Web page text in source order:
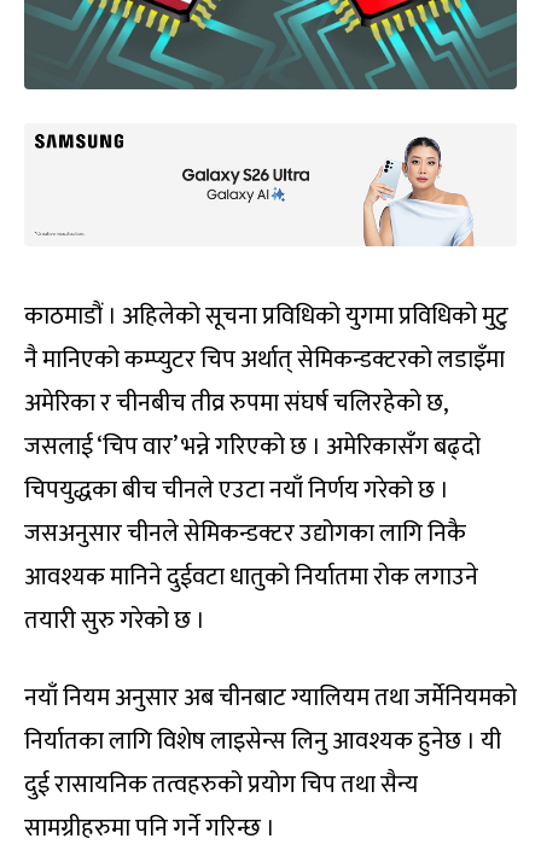
काठमाडौं । अहिलेको सूचना प्रविधिको युगमा प्रविधिको मुटु
नै मानिएको कम्प्युटर चिप अर्थात् सेमिकन्डक्टरको लडाइँमा
अमेरिका र चीनबीच तीव्र रुपमा संघर्ष चलिरहेको छ,
जसलाई ‘चिप वार’ भन्ने गरिएको छ । अमेरिकासँग बढ्दो
चिपयुद्धका बीच चीनले एउटा नयाँ निर्णय गरेको छ ।
जसअनुसार चीनले सेमिकन्डक्टर उद्योगका लागि निकै
आवश्यक मानिने दुईवटा धातुको निर्यातमा रोक लगाउने
तयारी सुरु गरेको छ ।
नयाँ नियम अनुसार अब चीनबाट ग्यालियम तथा जर्मेनियमको
निर्यातका लागि विशेष लाइसेन्स लिनु आवश्यक हुनेछ । यी
दुई रासायनिक तत्वहरुको प्रयोग चिप तथा सैन्य
सामग्रीहरुमा पनि गर्ने गरिन्छ ।